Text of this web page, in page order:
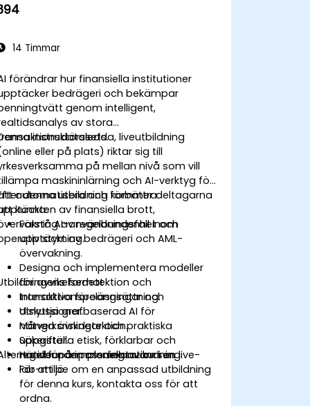
14 Timmar
förändrar hur finansiella institutioner
bedrägeri och bekämpar
genom intelligent,
av stora
instruktörsledda, liveutbildning
eller på plats) riktar sig till
på mellan nivå som vill
maskininlärning och AI-verktyg för
automatisera och förbättra
av finansiella brott,
av regelbundenhet och
styrning.
denna utbildning kommer deltagarna
kunna:
Förstå AI-användningsfall inom
upptäckt av bedrägeri och AML-
övervakning.
Designa och implementera modeller
för avvikelsedetektion och
transaktionspoängsättning.
Utnyttja grafbaserad AI för
nätverksriskdetektion.
Säkerställa etisk, förklarbar och
regelbunden modellanvändning.
format
Interaktiva föreläsningar och
diskussioner.
Många övningar och praktiska
uppgifter.
Händer på implementation i en live-
lab-miljö.
för anpassning av kursen
För att be om en anpassad utbildning
för denna kurs, kontakta oss för att
ordna.